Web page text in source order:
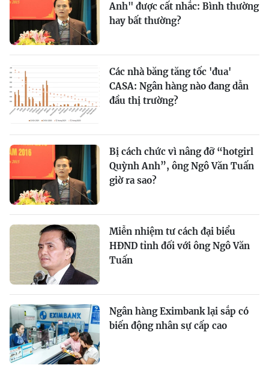
Anh" được cất nhắc: Bình thường
hay bất thường?
Các nhà băng tăng tốc 'đua'
CASA: Ngân hàng nào đang dẫn
đầu thị trường?
Bị cách chức vì nâng đỡ “hotgirl
Quỳnh Anh”, ông Ngô Văn Tuấn
giờ ra sao?
Miễn nhiệm tư cách đại biểu
HĐND tỉnh đối với ông Ngô Văn
Tuấn
Ngân hàng Eximbank lại sắp có
biến động nhân sự cấp cao